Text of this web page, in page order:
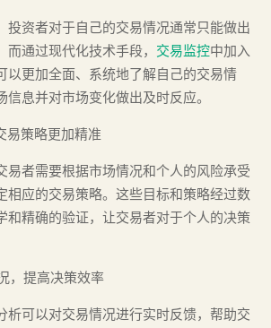
投资者对于自己的交易情况通常只能做出
通过现代化技术手段， 交易监控中加入
以更加全面、系统地了解自己的交易情
息并对市场变化做出及时反应。
易策略更加精准
易者需要根据市场情况和个人的风险承受
相应的交易策略。这些目标和策略经过数
和精确的验证，让交易者对于个人的决策
，提高决策效率
析可以对交易情况进行实时反馈，帮助交